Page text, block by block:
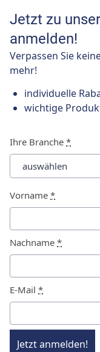
Jetzt zu
anmelden!
Verpassen Sie
mehr!
individuelle
wichtige
Ihre Branche *
Vorname *
Nachname *
E-Mail *
Jetzt anmelden!